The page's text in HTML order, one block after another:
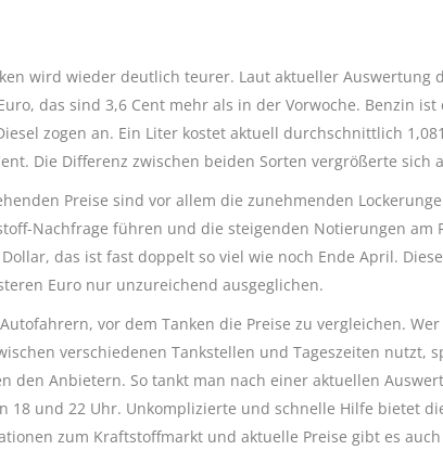
wird wieder deutlich teurer. Laut aktueller Auswertung
das sind 3,6 Cent mehr als in der Vorwoche. Benzin
zogen an. Ein Liter kostet aktuell durchschnittlich
Die Differenz zwischen beiden Sorten vergrößerte sich
Preise sind vor allem die zunehmenden
Nachfrage führen und die steigenden Notierungen am
das ist fast doppelt so viel wie noch Ende April.
Euro nur unzureichend ausgeglichen.
vor dem Tanken die Preise zu vergleichen.
verschiedenen Tankstellen und Tageszeiten nutzt,
den Anbietern. So tankt man nach einer aktuellen
18 und 22 Uhr. Unkomplizierte und schnelle Hilfe bietet
zum Kraftstoffmarkt und aktuelle Preise gibt es